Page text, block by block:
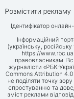
Розмістити рекламу
Ідентифікатор
Інформаційний
(українську,
https://www.rbc.ua
правовласникам.
журналісти «РБК-
Commons Attribution
не поділяти точку
спростуванню та
зміст реклами